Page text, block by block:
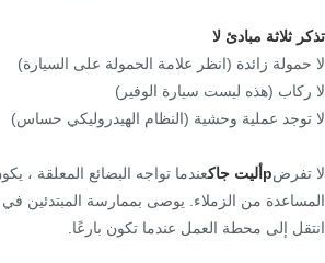
تذكر ثلاثة مبادئ لا
لا حمولة زائدة (انظر علامة الحمولة على السيارة)
لا ركاب (هذه ليست سيارة الوفير)
لا توجد عملية وحشية (النظام الهيدروليكي حساس)
لا تفرضp أليت جاكعندما تواجه البضائع المعلقة ،
المساعدة من الزملاء. يوصى بممارسة المبتدئين
انتقل إلى محطة العمل عندما تكون بارعًا.